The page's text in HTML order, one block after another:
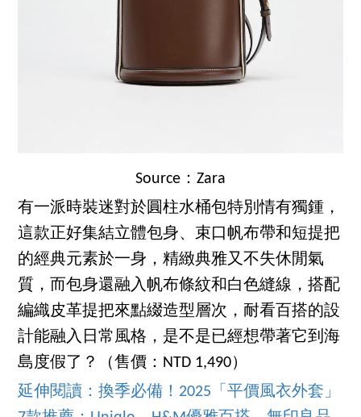
Source：Zara
有一派時裝迷對於圓柱水桶包特別情有獨鍾，
這款正好集結立體包身、束口帆布帶和短提把
的經典元素於一身，精緻典雅又不失休閒氣
質，而包身還融入帆布條紋和白色縫線，搭配
編織皮革提把來點綴造型層次，耐看百搭的設
計能融入日常風格，是不是已經想帶著它到海
島度假了？（售價：NTD 1,490）
延伸閱讀：換季必備！2025「平價風衣外套」